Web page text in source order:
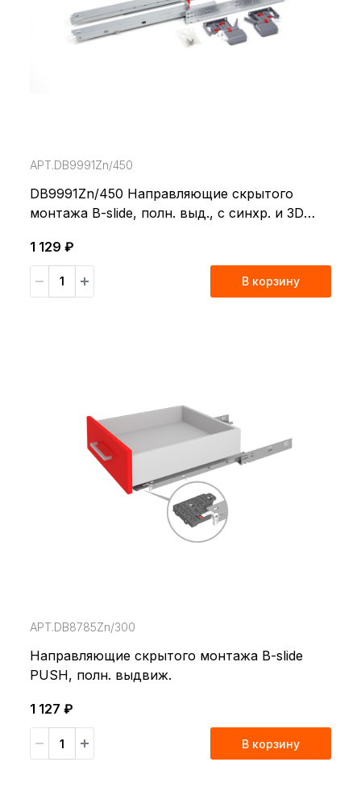
АРТ.DB9991Zn/450
DB9991Zn/450 Направляющие скрытого
монтажа B-slide, полн. выд., с синхр. и 3D
1 129 ₽
В корзину
АРТ.DB8785Zn/300
Направляющие cкрытого монтажа B-slide
PUSH, полн. выдвиж.
1 127 ₽
В корзину